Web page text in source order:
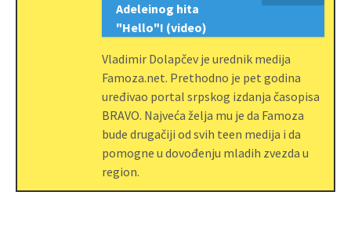
Adeleinog hita
"Hello"! (video)
Vladimir Dolapčev je urednik medija
Famoza.net. Prethodno je pet godina
uređivao portal srpskog izdanja časopisa
BRAVO. Najveća želja mu je da Famoza
bude drugačiji od svih teen medija i da
pomogne u dovođenju mladih zvezda u
region.